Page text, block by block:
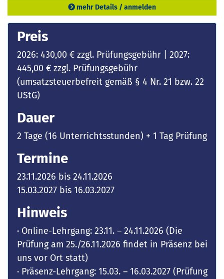
mehr Details / anmelden
Preis
2026: 430,00 € zzgl. Prüfungsgebühr | 2027:
445,00 € zzgl. Prüfungsgebühr
(umsatzsteuerbefreit gemäß § 4 Nr. 21 bzw. 22
UStG)
Dauer
2 Tage (16 Unterrichtsstunden) + 1 Tag Prüfung
Termine
23.11.2026 bis 24.11.2026
15.03.2027 bis 16.03.2027
Hinweis
· Online-Lehrgang: 23.11. – 24.11.2026 (Die
Prüfung am 25./26.11.2026 findet in Präsenz bei
uns vor Ort statt)
· Präsenz-Lehrgang: 15.03. – 16.03.2027 (Prüfung